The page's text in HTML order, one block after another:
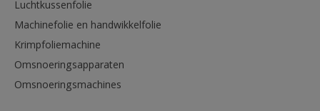
Luchtkussenfolie
Machinefolie en handwikkelfolie
Krimpfoliemachine
Omsnoeringsapparaten
Omsnoeringsmachines